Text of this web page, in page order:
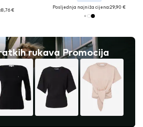
8,76 €
rukava Promocija
Posljednja najniža cijena:29,90 €